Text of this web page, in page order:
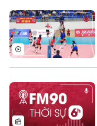
Đất đai
Kinh nghiệm
Xe máy
Thị trường
Tuyển sinh
Hướng nghiệp
Tin tức
Làng nghề
Di tích
Sức khỏe
Y tế
Dinh dưỡng
Tư vấn sức khỏe
Thể thao
Bóng đá
Giải trí